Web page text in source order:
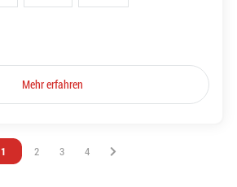
Mehr erfahren
Vous êtes sur la page
1 Vous êtes sur la page
2 Vous êtes sur la page
3 Vous êtes sur la page
4